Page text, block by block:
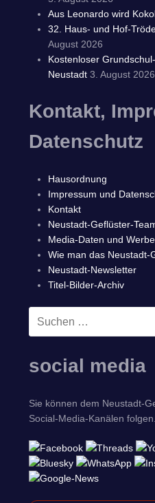
Aus Leonardo wird
32. Haus- und Hof-
August 2026
Kostenloser
Neustadt 3. August 2026
Kontakt,
Datenschutz
Hausordnung
Impressum und
Kontakt
Neustadt-Geflüster-
Media-Daten und
Wie man das Neustadt-
Neustadt-Newsletter
Titel-Bilder-Archiv
Suchen
social media
Sie können dem Neustadt-
Social-Media-Kanälen folgen.